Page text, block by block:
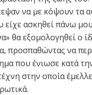
να με κόψουν τα
είχε ασκηθεί πάνω
θα εξομολογηθεί ο
προσπαθώντας να
που ένιωσε κατά
στην οποία